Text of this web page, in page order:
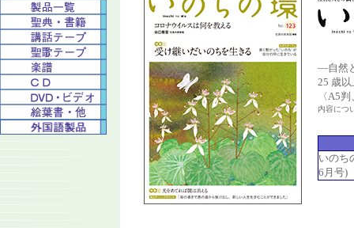
―自然
25 歳
〈A5
内容につ
いのち
6月号)